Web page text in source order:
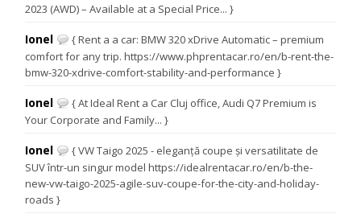
2023 (AWD) – Available at a Special Price... }
Ionel
{ Rent a a car: BMW 320 xDrive Automatic – premium
comfort for any trip. https://www.phprentacar.ro/en/b-rent-the-
bmw-320-xdrive-comfort-stability-and-performance }
Ionel
{ At Ideal Rent a Car Cluj office, Audi Q7 Premium is
Your Corporate and Family... }
Ionel
{ VW Taigo 2025 - eleganță coupe și versatilitate de
SUV într-un singur model https://idealrentacar.ro/en/b-the-
new-vw-taigo-2025-agile-suv-coupe-for-the-city-and-holiday-
roads }